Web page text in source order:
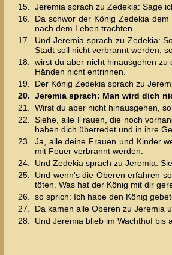
15.
Jeremia sprach zu Zedekia: Sage
16.
Da schwor der König Zedekia
nach dem Leben trachten.
17.
Und Jeremia sprach zu Zedekia:
Stadt soll nicht verbrannt werden,
18.
wirst du aber nicht hinausgehen
Händen nicht entrinnen.
19.
Der König Zedekia sprach zu
20. Jeremia sprach: Man wird dich
21.
Wirst du aber nicht hinausgehen,
22.
Siehe, alle Frauen, die noch
haben dich überredet und in ihre
23.
Ja, alle deine Frauen und Kinder
mit Feuer verbrannt werden.
24.
Und Zedekia sprach zu Jeremia:
25.
Und wenn's die Oberen erfahren
töten. Was hat der König mit dir
26.
so sprich: Ich habe den König
27.
Da kamen alle Oberen zu Jeremia
28.
Und Jeremia blieb im Wachthof bis